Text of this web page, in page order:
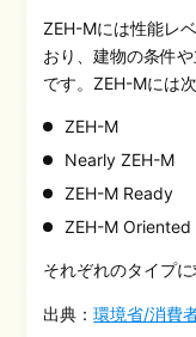
ZEH-Mには性能レ
おり、建物の条件
です。ZEH-Mには
ZEH-M
Nearly ZEH-M
ZEH-M Ready
ZEH-M Oriented
それぞれのタイプ
出典：環境省/消費